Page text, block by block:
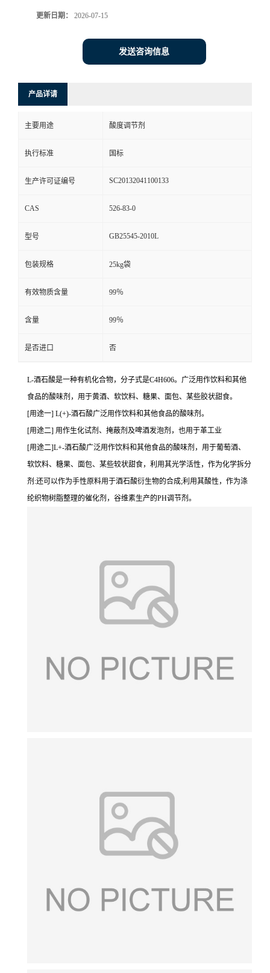
更新日期： 2026-07-15
发送咨询信息
产品详请
主要用途 酸度调节剂
执行标准 国标
生产许可证编号 SC20132041100133
CAS 526-83-0
型号 GB25545-2010L
包装规格 25kg袋
有效物质含量 99％
含量 99％
是否进口 否
L-酒石酸是一种有机化合物，分子式是C4H606。广泛用作饮料和其他
食品的酸味剂，用于黄酒、软饮料、糖果、面包、某些胶状甜食。
[用途一] L(+)-酒石酸广泛用作饮料和其他食品的酸味剂。
[用途二] 用作生化试剂、掩蔽剂及啤酒发泡剂，也用于革工业
[用途二]L+-酒石酸广泛用作饮料和其他食品的酸味剂，用于葡萄酒、
软饮料、糖果、面包、某些较状甜食，利用其光学活性，作为化学拆分
剂:还可以作为手性原料用于酒石酸衍生物的合成;利用其酸性，作为涤
纶织物树脂整理的催化剂，谷维素生产的PH调节剂。